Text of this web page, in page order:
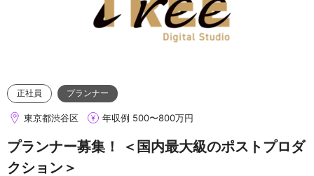
正社員 プランナー
東京都渋谷区 年収例 500〜800万円
プランナー募集！ ＜国内最大級のポストプロダ
クション＞